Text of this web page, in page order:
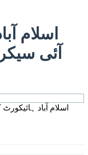
اسلام
آئی
اسلام آباد